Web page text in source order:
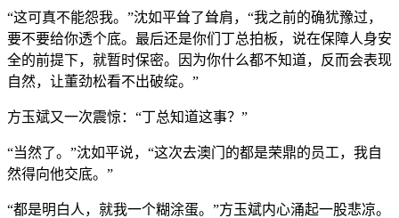
“这可真不能怨我。”沈如平耸了耸肩，“我之前的确犹豫过，
要不要给你透个底。最后还是你们丁总拍板，说在保障人身安
全的前提下，就暂时保密。因为你什么都不知道，反而会表现
自然，让董劲松看不出破绽。”
方玉斌又一次震惊：“丁总知道这事？”
“当然了。”沈如平说，“这次去澳门的都是荣鼎的员工，我自
然得向他交底。”
“都是明白人，就我一个糊涂蛋。”方玉斌内心涌起一股悲凉。